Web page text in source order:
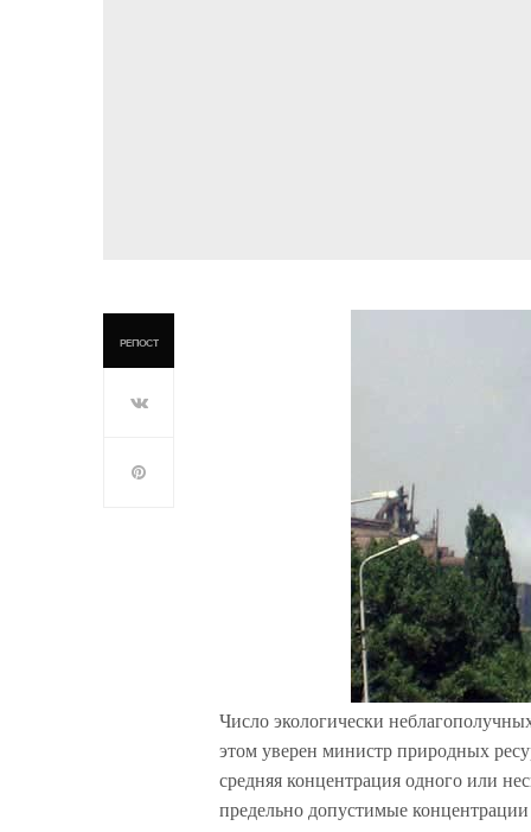
РЕПОСТ
Число экологически
этом уверен министр природных
средняя концентрация одного или
предельно допустимые